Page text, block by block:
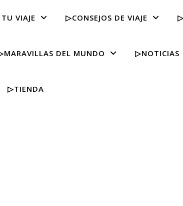
VIAJE ▷CONSEJOS DE VIAJE
DEL MUNDO ▷NOTICIAS
▷TIENDA